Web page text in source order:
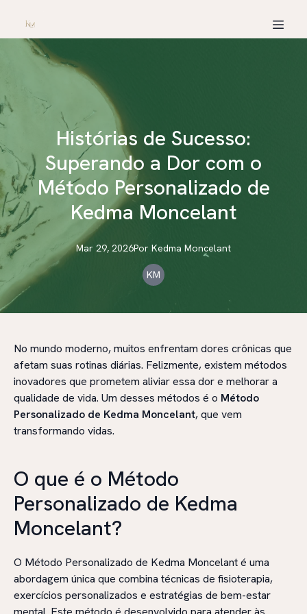
Histórias de Sucesso:
Superando a Dor com o
Método Personalizado de
Kedma Moncelant
Mar 29, 2026Por Kedma Moncelant
KM
No mundo moderno, muitos enfrentam dores crônicas que
afetam suas rotinas diárias. Felizmente, existem métodos
inovadores que prometem aliviar essa dor e melhorar a
qualidade de vida. Um desses métodos é o Método
Personalizado de Kedma Moncelant, que vem
transformando vidas.
O que é o Método
Personalizado de Kedma
Moncelant?
O Método Personalizado de Kedma Moncelant é uma
abordagem única que combina técnicas de fisioterapia,
exercícios personalizados e estratégias de bem-estar